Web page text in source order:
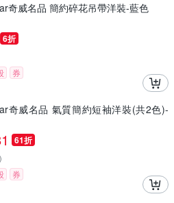
奇威名品 簡約碎花吊帶洋裝-藍色
6折
券
奇威名品 氣質簡約短袖洋裝(共2色)-
61折
)
券